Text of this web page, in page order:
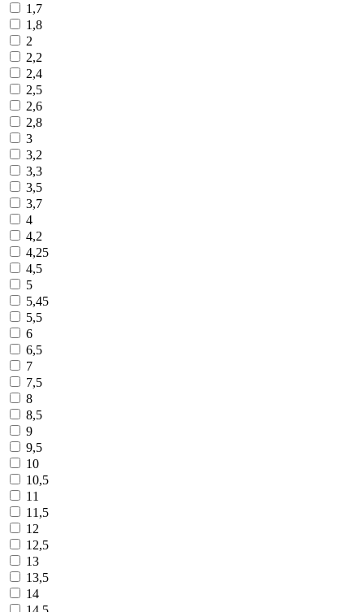
1,7
1,8
2
2,2
2,4
2,5
2,6
2,8
3
3,2
3,3
3,5
3,7
4
4,2
4,25
4,5
5
5,45
5,5
6
6,5
7
7,5
8
8,5
9
9,5
10
10,5
11
11,5
12
12,5
13
13,5
14